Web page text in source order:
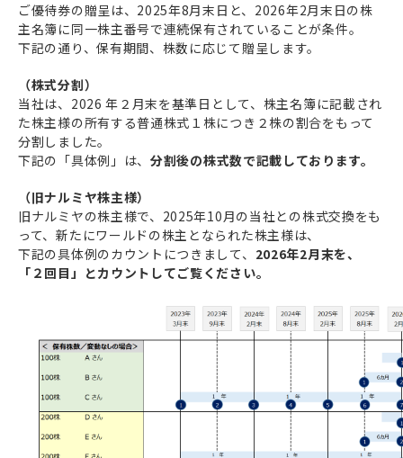
ご優待券の贈呈は、2025年8月末日と、2026年2月末日の株
主名簿に同一株主番号で連続保有されていることが条件。
下記の通り、保有期間、株数に応じて贈呈します。
（株式分割）
当社は、2026 年２月末を基準日として、株主名簿に記載され
た株主様の所有する普通株式１株につき２株の割合をもって
分割しました。
下記の「具体例」は、 分割後の株式数で記載しております。
（旧ナルミヤ株主様）
旧ナルミヤの株主様で、2025年10月の当社との株式交換をも
って、新たにワールドの株主となられた株主様は、
下記の具体例のカウントにつきまして、 2026年2月末を、
「２回目」とカウントしてご覧ください。